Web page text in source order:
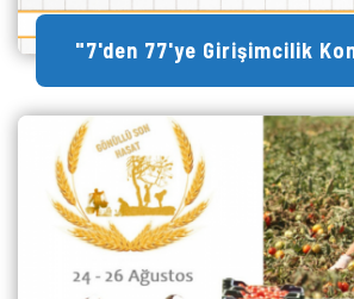
"7'den 77'ye Girişimcilik